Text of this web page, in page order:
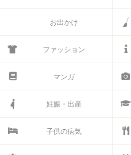
お出かけ
ファッション
マンガ
妊娠・出産
子供の病気